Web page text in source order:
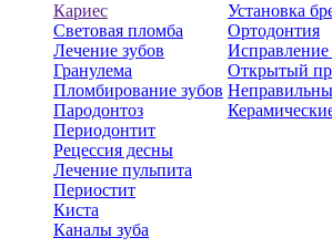
Кариес
Световая пломба
Лечение зубов
Гранулема
Пломбирование зубов
Пародонтоз
Периодонтит
Рецессия десны
Лечение пульпита
Периостит
Киста
Каналы зуба
Установка
Ортодонтия
Исправление
Открытый